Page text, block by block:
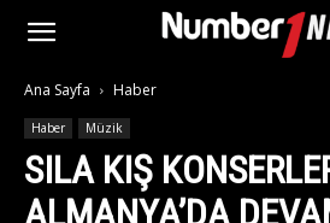
Ana Sayfa Haber
Haber Müzik
SILA KIŞ
ALMANYA’DA